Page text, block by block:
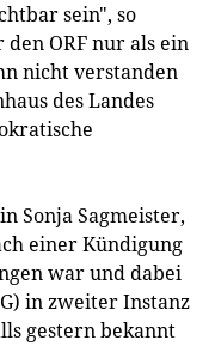
sein", so
ORF nur als ein
nicht verstanden
des Landes
Sonja Sagmeister,
einer Kündigung
war und dabei
in zweiter Instanz
gestern bekannt